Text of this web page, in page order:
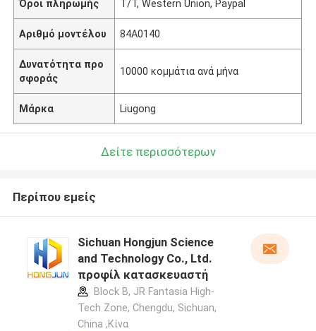
Όροι πληρωμής T/T, Western Union, Paypal
Αριθμό μοντέλου 84A0140
Δυνατότητα προ
σφοράς
10000 κομμάτια ανά μήνα
Μάρκα Liugong
Δείτε περισσότερων
Περίπου εμείς
Sichuan Hongjun Science
and Technology Co., Ltd.
προφίλ κατασκευαστή
Block B, JR Fantasia High-
Tech Zone, Chengdu, Sichuan,
China ,Κίνα